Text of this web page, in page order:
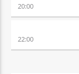
20:00
22:00